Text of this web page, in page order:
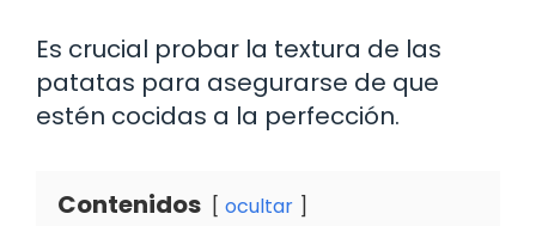
Es crucial probar la textura de las
patatas para asegurarse de que
estén cocidas a la perfección.
Contenidos ocultar